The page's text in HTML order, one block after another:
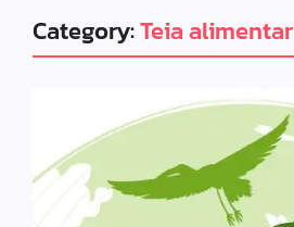
Category:Teia alimentar